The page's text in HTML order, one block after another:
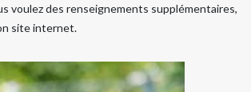
voulez des renseignements supplémentaires,
site internet.